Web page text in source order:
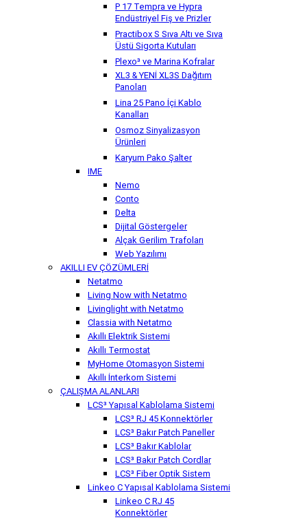
P 17 Tempra ve Hypra
Endüstriyel Fiş ve Prizler
Practibox S Sıva Altı ve Sıva
Üstü Sigorta Kutuları
Plexo³ ve Marina Kofralar
XL3 & YENİ XL3S Dağıtım
Panoları
Lina 25 Pano İçi Kablo
Kanalları
Osmoz Sinyalizasyon
Ürünleri
Karyum Pako Şalter
IME
Nemo
Conto
Delta
Dijital Göstergeler
Alçak Gerilim Trafoları
Web Yazılımı
AKILLI EV ÇÖZÜMLERİ
Netatmo
Living Now with Netatmo
Livinglight with Netatmo
Classia with Netatmo
Akıllı Elektrik Sistemi
Akıllı Termostat
MyHome Otomasyon Sistemi
Akıllı İnterkom Sistemi
ÇALIŞMA ALANLARI
LCS³ Yapısal Kablolama Sistemi
LCS³ RJ 45 Konnektörler
LCS³ Bakır Patch Paneller
LCS³ Bakır Kablolar
LCS³ Bakır Patch Cordlar
LCS³ Fiber Optik Sistem
Linkeo C Yapısal Kablolama Sistemi
Linkeo C RJ 45
Konnektörler